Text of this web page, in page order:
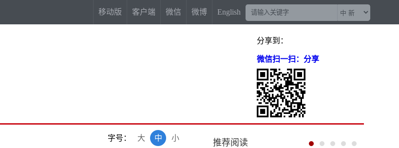
移动版 客户端 微信 微博 English
分享到：
微信扫一扫：分享
字号： 小
中
大 推荐阅读